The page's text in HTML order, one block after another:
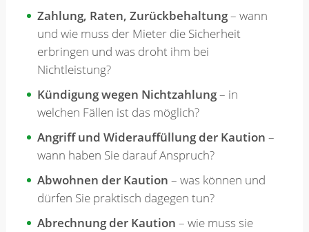
Zahlung, Raten, Zurückbehaltung– wann
und wie muss der Mieter die Sicherheit
erbringen und was droht ihm bei
Nichtleistung?
Kündigung wegen Nichtzahlung– in
welchen Fällen ist das möglich?
Angriff und Widerauffüllung der Kaution –
wann haben Sie darauf Anspruch?
Abwohnen der Kaution – was können und
dürfen Sie praktisch dagegen tun?
Abrechnung der Kaution – wie muss sie